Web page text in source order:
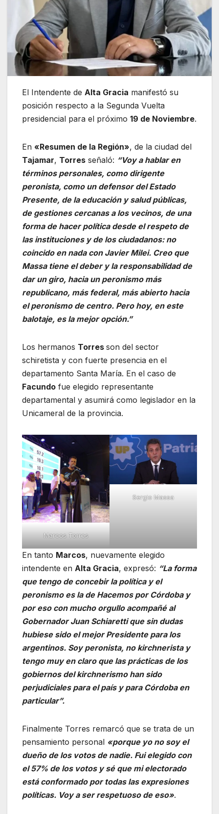
El Intendente de Alta Gracia manifestó su
posición respecto a la Segunda Vuelta
presidencial para el próximo 19 de Noviembre.
En «Resumen de la Región», de la ciudad del
Tajamar, Torres señaló: “Voy a hablar en
términos personales, como dirigente
peronista, como un defensor del Estado
Presente, de la educación y salud públicas,
de gestiones cercanas a los vecinos, de una
forma de hacer política desde el respeto de
las instituciones y de los ciudadanos: no
coincido en nada con Javier Milei. Creo que
Massa tiene el deber y la responsabilidad de
dar un giro, hacia un peronismo más
republicano, más federal, más abierto hacia
el peronismo de centro. Pero hoy, en este
balotaje, es la mejor opción.”
Los hermanos Torres son del sector
schiretista y con fuerte presencia en el
departamento Santa María. En el caso de
Facundo fue elegido representante
departamental y asumirá como legislador en la
Unicameral de la provincia.
Marcos Torres
Sergio Massa
En tanto Marcos, nuevamente elegido
intendente en Alta Gracia, expresó: “La forma
que tengo de concebir la política y el
peronismo es la de Hacemos por Córdoba y
por eso con mucho orgullo acompañé al
Gobernador Juan Schiaretti que sin dudas
hubiese sido el mejor Presidente para los
argentinos. Soy peronista, no kirchnerista y
tengo muy en claro que las prácticas de los
gobiernos del kirchnerismo han sido
perjudiciales para el país y para Córdoba en
particular”.
Finalmente Torres remarcó que se trata de un
pensamiento personal «porque yo no soy el
dueño de los votos de nadie. Fui elegido con
el 57% de los votos y sé que mi electorado
está conformado por todas las expresiones
políticas. Voy a ser respetuoso de eso».